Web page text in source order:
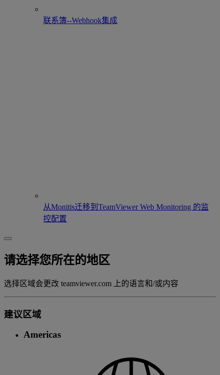
联系簿--Webhook集成
从Monitis迁移到TeamViewer Web Monitoring 的监
控配置
请选择您所在的地区
选择区域会更改 teamviewer.com 上的语言和/或内容
建议区域
Americas